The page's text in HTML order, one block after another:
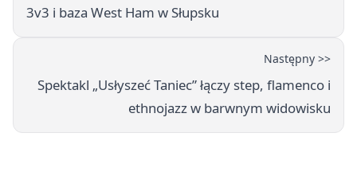
3v3 i baza West Ham w Słupsku
Następny >>
Spektakl „Usłyszeć Taniec” łączy step, flamenco i
ethnojazz w barwnym widowisku